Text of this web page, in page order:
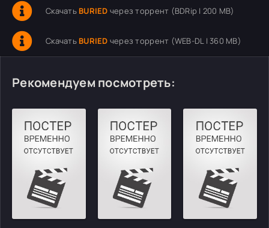
Скачать BURIED через торрент (BDRip | 200 MB)
Скачать BURIED через торрент (WEB-DL | 360 MB)
Рекомендуем посмотреть: